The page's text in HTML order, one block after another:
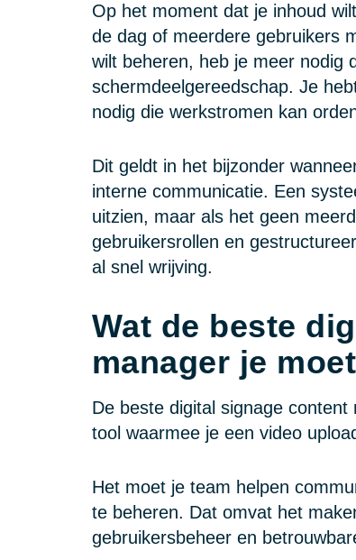
Op het moment dat je inhoud
de dag of meerdere gebruikers
wilt beheren, heb je meer nodig
schermdeelgereedschap. Je
nodig die werkstromen kan
Dit geldt in het bijzonder
interne communicatie. Een
uitzien, maar als het geen
gebruikersrollen en
al snel wrijving.
Wat de beste
manager je
De beste digital signage
tool waarmee je een video
Het moet je team helpen
te beheren. Dat omvat het
gebruikersbeheer en